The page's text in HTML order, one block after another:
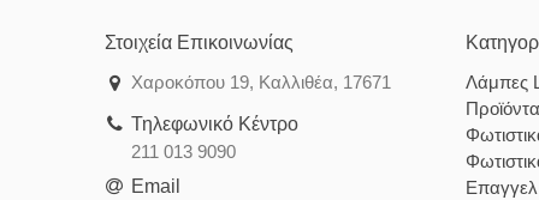
Στοιχεία Επικοινωνίας
Χαροκόπου 19, Καλλιθέα, 17671
Τηλεφωνικό Κέντρο
211 013 9090
Email
Λάμπες